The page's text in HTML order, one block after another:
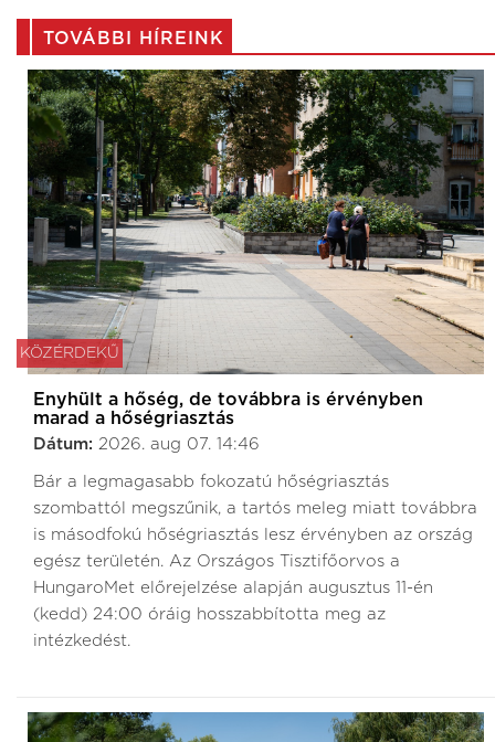
TOVÁBBI HÍREINK
KÖZÉRDEKŰ
Enyhült a hőség, de továbbra is érvényben
marad a hőségriasztás
Dátum: 2026. aug 07. 14:46
Bár a legmagasabb fokozatú hőségriasztás
szombattól megszűnik, a tartós meleg miatt továbbra
is másodfokú hőségriasztás lesz érvényben az ország
egész területén. Az Országos Tisztifőorvos a
HungaroMet előrejelzése alapján augusztus 11-én
(kedd) 24:00 óráig hosszabbította meg az
intézkedést.